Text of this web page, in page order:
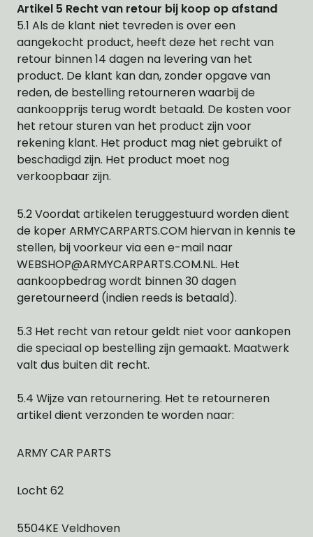
Artikel 5 Recht van retour bij koop op afstand
5.1 Als de klant niet tevreden is over een
aangekocht product, heeft deze het recht van
retour binnen 14 dagen na levering van het
product. De klant kan dan, zonder opgave van
reden, de bestelling retourneren waarbij de
aankoopprijs terug wordt betaald. De kosten voor
het retour sturen van het product zijn voor
rekening klant. Het product mag niet gebruikt of
beschadigd zijn. Het product moet nog
verkoopbaar zijn.
5.2 Voordat artikelen teruggestuurd worden dient
de koper ARMYCARPARTS.COM hiervan in kennis te
stellen, bij voorkeur via een e-mail naar
WEBSHOP@ARMYCARPARTS.COM.NL. Het
aankoopbedrag wordt binnen 30 dagen
geretourneerd (indien reeds is betaald).
5.3 Het recht van retour geldt niet voor aankopen
die speciaal op bestelling zijn gemaakt. Maatwerk
valt dus buiten dit recht.
5.4 Wijze van retournering. Het te retourneren
artikel dient verzonden te worden naar:
ARMY CAR PARTS
Locht 62
5504KE Veldhoven